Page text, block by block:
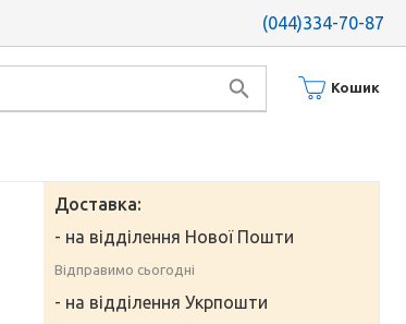
(044)334-70-87
Кошик
Доставка:
- на відділення Нової Пошти
Відправимо сьогодні
- на відділення Укрпошти